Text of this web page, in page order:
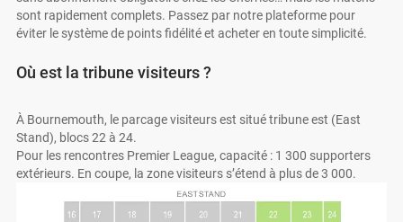
sont rapidement complets. Passez par notre plateforme pour
éviter le système de points fidélité et acheter en toute simplicité.
Où est la tribune visiteurs ?
À Bournemouth, le parcage visiteurs est situé tribune est (East
Stand), blocs 22 à 24.
Pour les rencontres Premier League, capacité : 1 300 supporters
extérieurs. En coupe, la zone visiteurs s’étend à plus de 3 000.